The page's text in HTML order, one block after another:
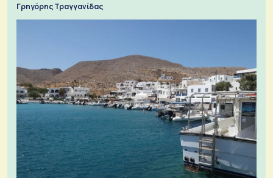
Γρηγόρης Τραγγανίδας